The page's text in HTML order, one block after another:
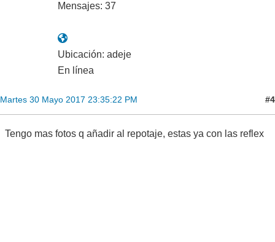
Mensajes: 37
Ubicación: adeje
En línea
Martes 30 Mayo 2017 23:35:22 PM #4
Tengo mas fotos q añadir al repotaje, estas ya con las reflex